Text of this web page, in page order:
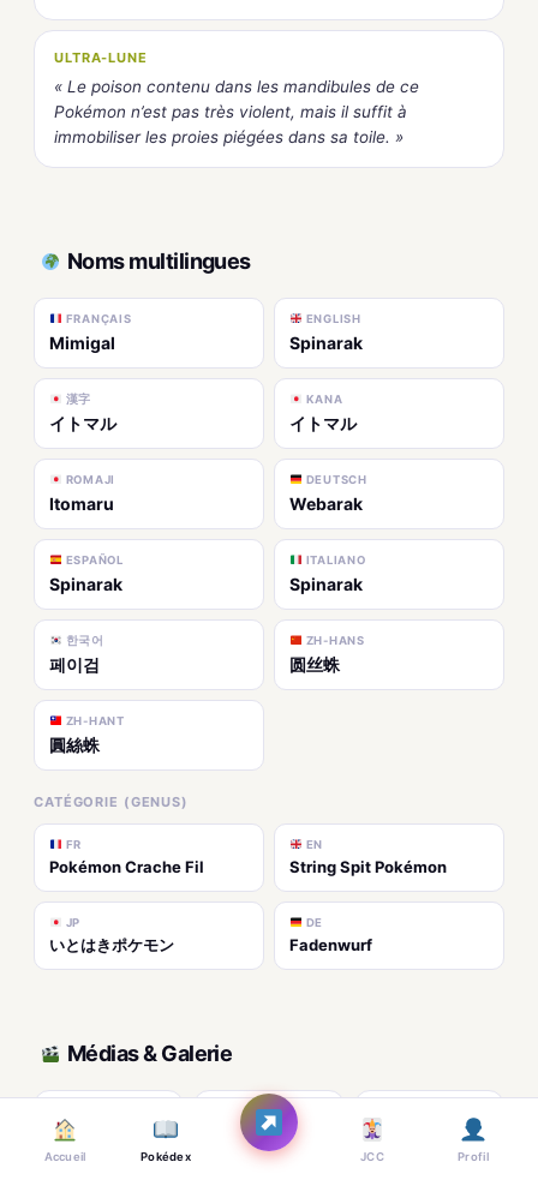
ULTRA-LUNE
« Le poison contenu dans les mandibules de ce
Pokémon n’est pas très violent, mais il suffit à
immobiliser les proies piégées dans sa toile. »
Noms multilingues
FRANÇAIS
Mimigal
ENGLISH
Spinarak
漢字
イトマル
KANA
イトマル
ROMAJI
Itomaru
DEUTSCH
Webarak
ESPAÑOL
Spinarak
ITALIANO
Spinarak
한국어
페이검
ZH-HANS
圆丝蛛
ZH-HANT
圓絲蛛
CATÉGORIE (GENUS)
FR
Pokémon Crache Fil
EN
String Spit Pokémon
JP
いとはきポケモン
DE
Fadenwurf
Médias & Galerie
Accueil Pokédex JCC Profil